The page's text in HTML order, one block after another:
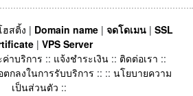
ฮสติ้ง | Domain name | จดโดเมน | SSL
| VPS Server
าบริการ :: แจ้งชำระเงิน :: ติดต่อเรา ::
ตกลงในการรับบริการ :: :: นโยบายความ
เป็นส่วนตัว ::